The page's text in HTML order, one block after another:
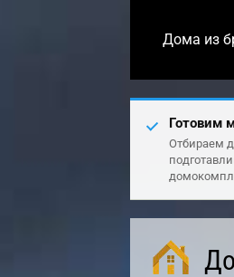
Дома из
Готовим
Отбираем